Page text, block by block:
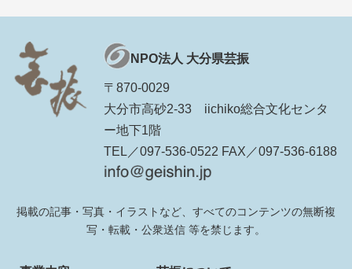
NPO法人 大分県芸振
〒870-0029
大分市高砂2-33 iichiko総合文化センタ
ー地下1階
TEL／097-536-0522 FAX／097-536-6188
掲載の記事・写真・イラストなど、すべてのコンテンツの無断複
写・転載・公衆送信 等を禁じます。